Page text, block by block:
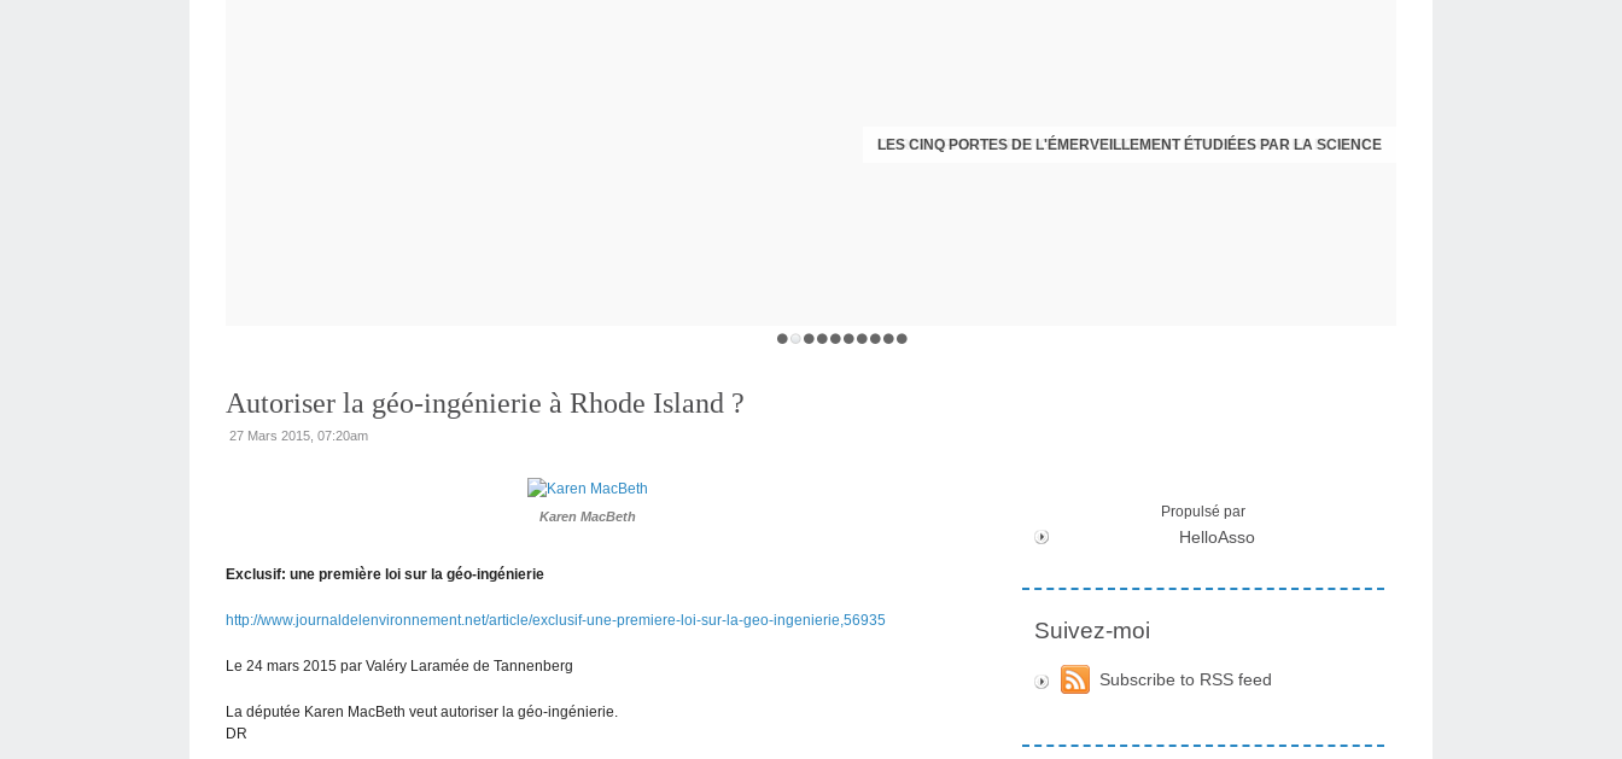
LES CINQ PORTES DE L'ÉMERVEILLEMENT ÉTUDIÉES PAR LA SCIENCE
CHRISTOPHE PERRET GENTIL : RECEVOIR LE MESSAGE DES PLANTES
Autoriser la géo-ingénierie à Rhode Island ?
27 Mars 2015, 07:20am
Karen MacBeth
Exclusif: une première loi sur la géo-ingénierie
http://www.journaldelenvironnement.net/article/exclusif-une-premiere-loi-sur-la-geo-ingenierie,56935
Le 24 mars 2015 par Valéry Laramée de Tannenberg
La députée Karen MacBeth veut autoriser la géo-ingénierie.
DR
Propulsé par
HelloAsso
Suivez-moi
Subscribe to RSS feed